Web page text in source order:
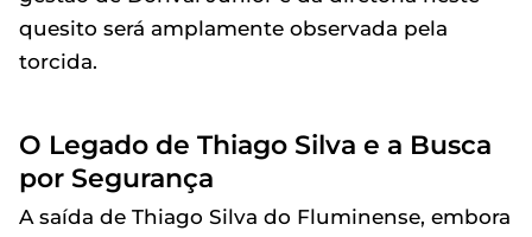
quesito será amplamente observada pela
torcida.
O Legado de Thiago Silva e a Busca
por Segurança
A saída de Thiago Silva do Fluminense, embora